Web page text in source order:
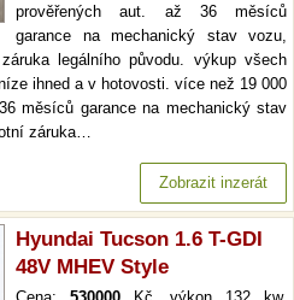
prověřených aut. až 36 měsíců
garance na mechanický stav vozu,
legálního původu. výkup všech
ihned a v hotovosti. více než 19 000
měsíců garance na mechanický stav
záruka…
Zobrazit inzerát
Hyundai Tucson 1.6 T-GDI
48V MHEV Style